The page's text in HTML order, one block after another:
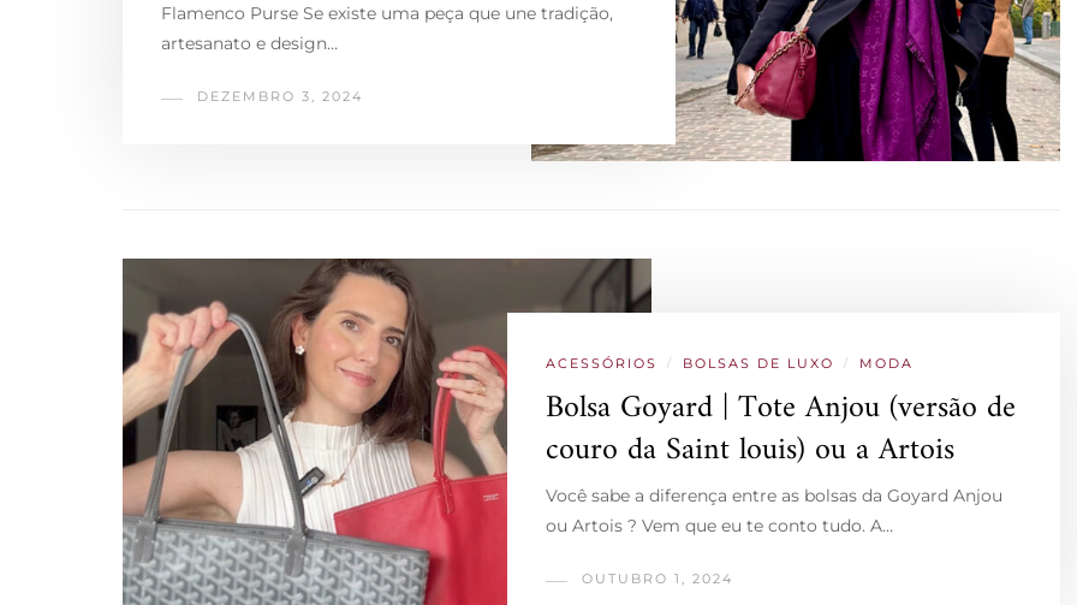
Flamenco Purse Se existe uma peça que une tradição,
artesanato e design…
DEZEMBRO 3, 2024
ACESSÓRIOS / BOLSAS DE LUXO / MODA
Bolsa Goyard | Tote Anjou (versão de
couro da Saint louis) ou a Artois
Você sabe a diferença entre as bolsas da Goyard Anjou
ou Artois ? Vem que eu te conto tudo. A…
OUTUBRO 1, 2024